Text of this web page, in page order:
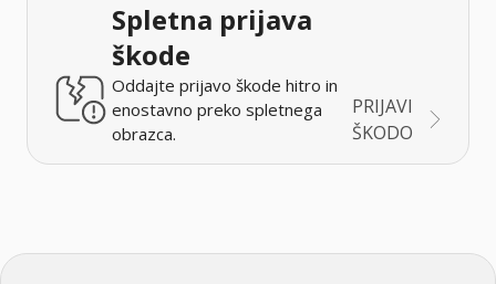
Spletna prijava
škode
Oddajte prijavo škode hitro in
enostavno preko spletnega
obrazca.
PRIJAVI
ŠKODO